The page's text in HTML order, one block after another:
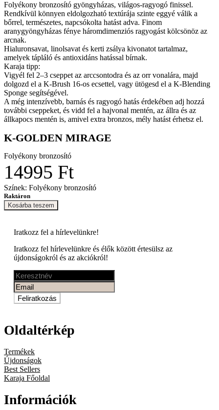
Folyékony bronzosító gyöngyházas, világos-ragyogó finissel.
Rendkívül könnyen eldolgozható textúrája szinte eggyé válik a
bőrrel, természetes, napcsókolta hatást adva. Finom
aranygyöngyházas fénye háromdimenziós ragyogást kölcsönöz az
arcnak.
Hialuronsavat, linolsavat és kerti zsálya kivonatot tartalmaz,
amelyek tápláló és antioxidáns hatással bírnak.
Karaja tipp:
Vigyél fel 2–3 cseppet az arccsontodra és az orr vonalára, majd
dolgozd el a K-Brush 16-os ecsettel, vagy ütögesd el a K-Blending
Sponge segítségével.
A még intenzívebb, barnás és ragyogó hatás érdekében adj hozzá
további cseppeket, és vidd fel a hajvonal mentén, az állra és az
állkapocs mentén is, amivel extra bronzos, mély hatást érhetsz el.
K-GOLDEN MIRAGE
Folyékony bronzosító
14995 Ft
Színek: Folyékony bronzosító
Raktáron
Kosárba teszem
Iratkozz fel a hírlevelünkre!
Iratkozz fel hírlevelünkre és élők között értesülsz az
újdonságokról és az akciókról!
Feliratkozás
Oldaltérkép
Termékek
Újdonságok
Best Sellers
Karaja Főoldal
Információk